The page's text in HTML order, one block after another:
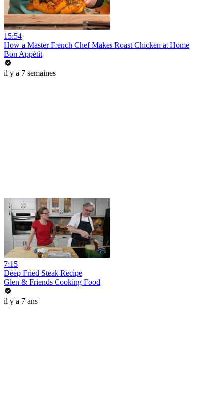
15:54
How a Master French Chef Makes Roast Chicken at Home
Bon Appétit
il y a 7 semaines
7:15
Deep Fried Steak Recipe
Glen & Friends Cooking Food
il y a 7 ans